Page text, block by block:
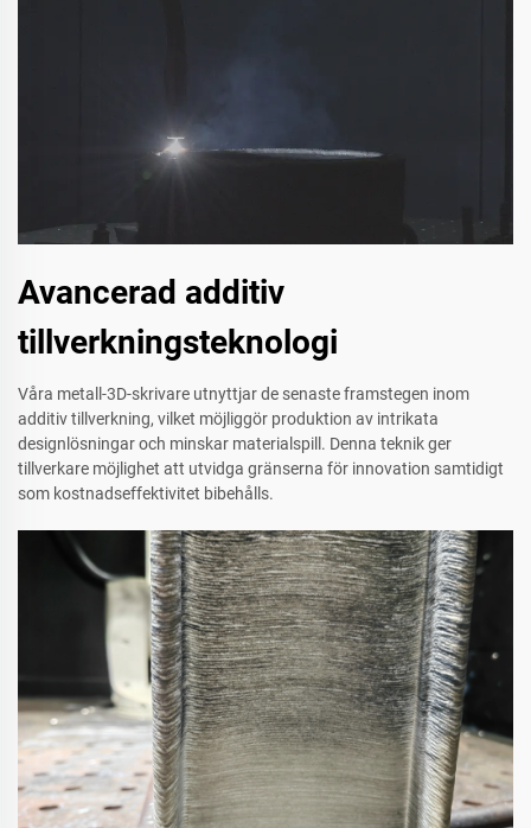
Avancerad additiv
tillverkningsteknologi
Våra metall-3D-skrivare utnyttjar de senaste framstegen inom
additiv tillverkning, vilket möjliggör produktion av intrikata
designlösningar och minskar materialspill. Denna teknik ger
tillverkare möjlighet att utvidga gränserna för innovation samtidigt
som kostnadseffektivitet bibehålls.